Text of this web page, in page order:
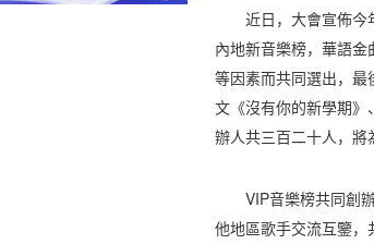
近日，大會宣佈今
內地新音樂榜，華語
等因素而共同選出，
文《沒有你的新學期
辦人共三百二十人，將
VIP音樂榜共同創
他地區歌手交流互鑒